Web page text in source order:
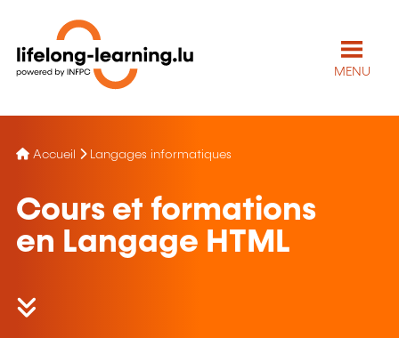
MENU
Accueil Langages informatiques
Cours et formations
en Langage HTML